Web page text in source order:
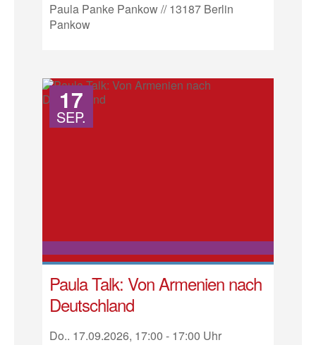
Paula Panke Pankow // 13187 Berlin
Pankow
17
SEP.
Paula Talk: Von Armenien nach
Deutschland
Do.. 17.09.2026, 17:00 - 17:00 Uhr